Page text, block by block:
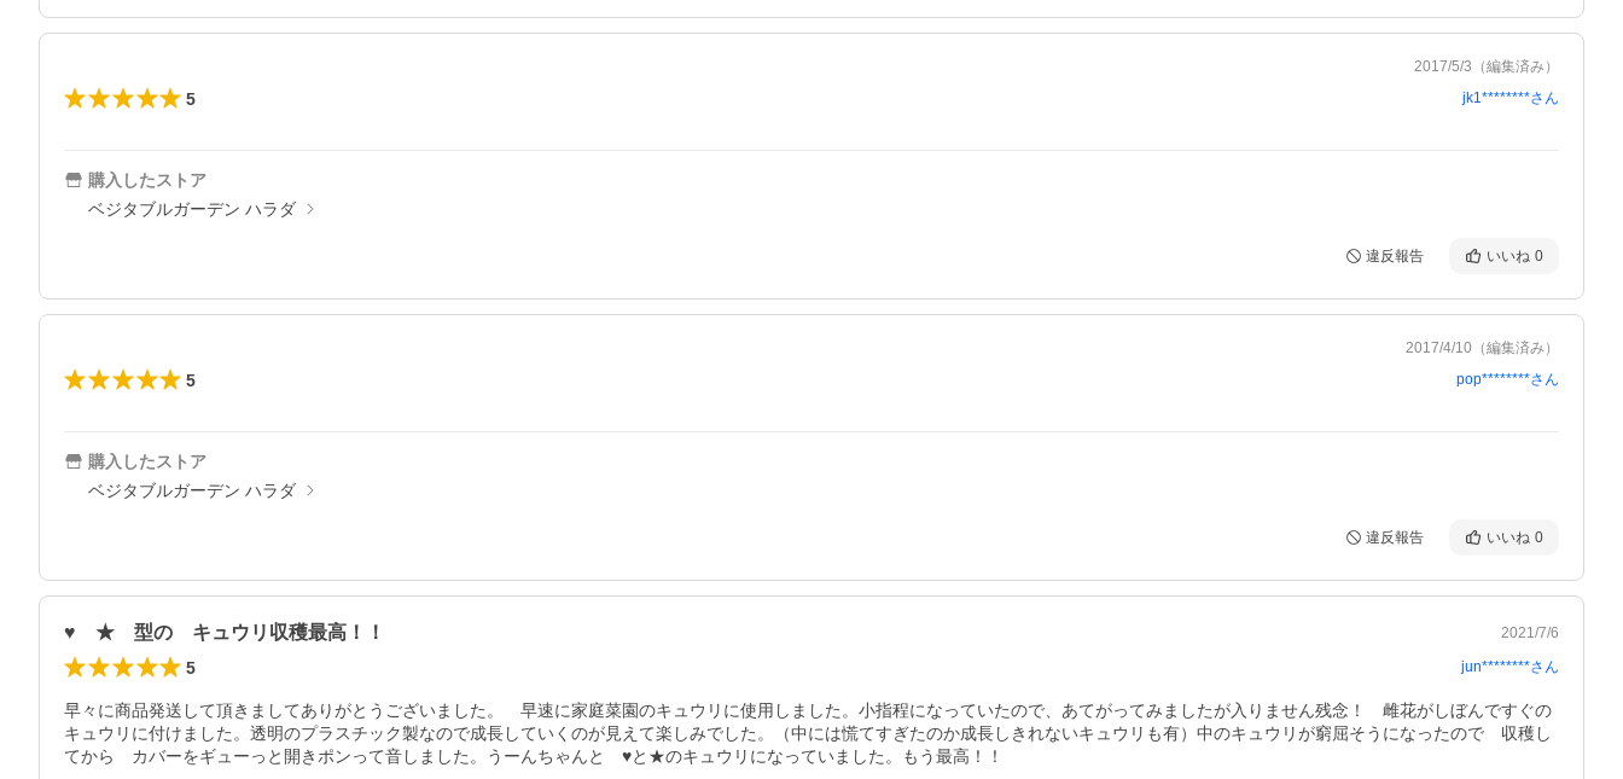
2017/5/3 （編集済み）
5 jk1********さん
購入したストア
ベジタブルガーデン ハラダ
違反報告 いいね 0
2017/4/10 （編集済み）
5 pop********さん
購入したストア
ベジタブルガーデン ハラダ
違反報告 いいね 0
♥ ★ 型の キュウリ収穫最高！！ 2021/7/6
5 jun********さん
早々に商品発送して頂きましてありがとうございました。　早速に家庭菜園のキュウリに使用しました。小指程になっていたので、あてがってみましたが入りません残念！　雌花がしぼんですぐの
キュウリに付けました。透明のプラスチック製なので成長していくのが見えて楽しみでした。（中には慌てすぎたのか成長しきれないキュウリも有）中のキュウリが窮屈そうになったので　収穫し
てから　カバーをギューっと開きポンって音しました。うーんちゃんと　♥と★のキュウリになっていました。もう最高！！